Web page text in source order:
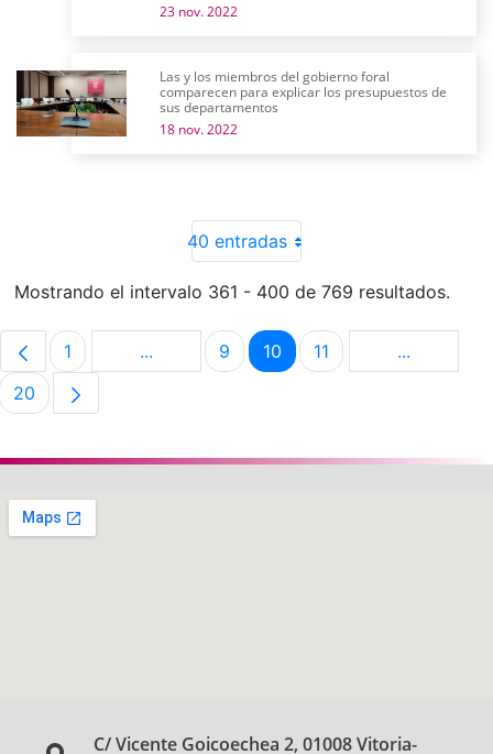
23 nov. 2022
Las y los miembros del gobierno foral
comparecen para explicar los presupuestos de
sus departamentos
18 nov. 2022
40 entradas
Mostrando el intervalo 361 - 400 de 769 resultados.
Página
1 ...Páginas intermedias Use TAB para
Página
9 Página
10 Página
11 ...Páginas
Página
20
C/ Vicente Goicoechea 2, 01008 Vitoria-